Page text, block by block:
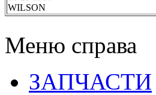
WILSON
Меню справа
ЗАПЧАСТИ